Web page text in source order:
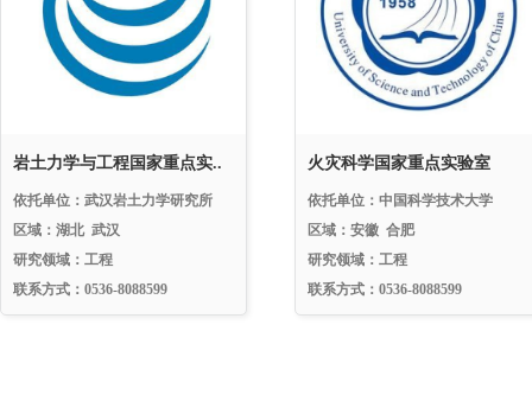
岩土力学与工程国家重点实..
依托单位：武汉岩土力学研究所
区域：湖北 武汉
研究领域：工程
联系方式：0536-8088599
火灾科学国家重点实验室
依托单位：中国科学技术大学
区域：安徽 合肥
研究领域：工程
联系方式：0536-8088599